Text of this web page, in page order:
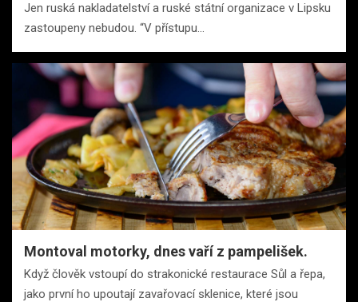
Jen ruská nakladatelství a ruské státní organizace v Lipsku
zastoupeny nebudou. “V přístupu…
Montoval motorky, dnes vaří z pampelišek.
Když člověk vstoupí do strakonické restaurace Sůl a řepa,
jako první ho upoutají zavařovací sklenice, které jsou